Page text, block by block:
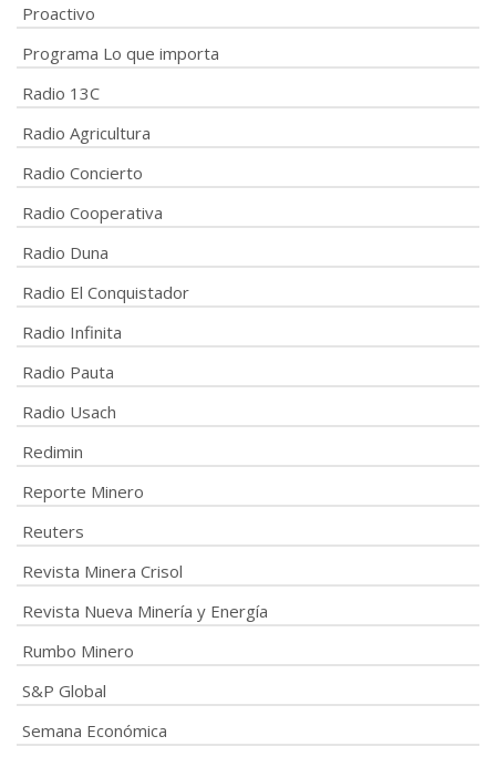
Proactivo
Programa Lo que importa
Radio 13C
Radio Agricultura
Radio Concierto
Radio Cooperativa
Radio Duna
Radio El Conquistador
Radio Infinita
Radio Pauta
Radio Usach
Redimin
Reporte Minero
Reuters
Revista Minera Crisol
Revista Nueva Minería y Energía
Rumbo Minero
S&P Global
Semana Económica